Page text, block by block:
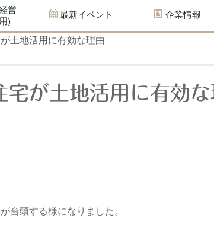
営
)
最新イベント 企業情報
土地活用に有効な理由
が土地活用に有効
台頭する様になりました。